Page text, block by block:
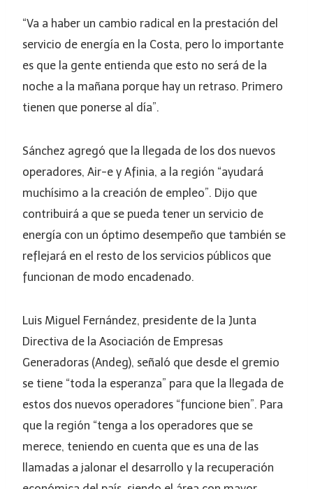
“Va a haber un cambio radical en la prestación del
servicio de energía en la Costa, pero lo importante
es que la gente entienda que esto no será de la
noche a la mañana porque hay un retraso. Primero
tienen que ponerse al día”.
Sánchez agregó que la llegada de los dos nuevos
operadores, Air-e y Afinia, a la región “ayudará
muchísimo a la creación de empleo”. Dijo que
contribuirá a que se pueda tener un servicio de
energía con un óptimo desempeño que también se
reflejará en el resto de los servicios públicos que
funcionan de modo encadenado.
Luis Miguel Fernández, presidente de la Junta
Directiva de la Asociación de Empresas
Generadoras (Andeg), señaló que desde el gremio
se tiene “toda la esperanza” para que la llegada de
estos dos nuevos operadores “funcione bien”. Para
que la región “tenga a los operadores que se
merece, teniendo en cuenta que es una de las
llamadas a jalonar el desarrollo y la recuperación